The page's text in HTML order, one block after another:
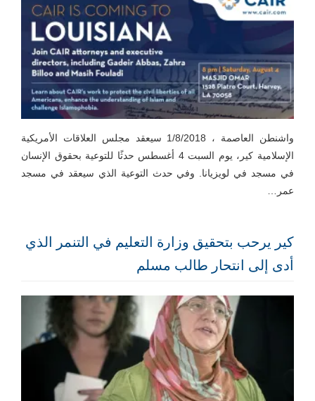
واشنطن العاصمة ، 1/8/2018 سيعقد مجلس العلاقات الأمريكية
الإسلامية كير، يوم السبت 4 أغسطس حدثًا للتوعية بحقوق الإنسان
في مسجد في لويزيانا. وفي حدث التوعية الذي سيعقد في مسجد
عمر…
كير يرحب بتحقيق وزارة التعليم في التنمر الذي
أدى إلى انتحار طالب مسلم